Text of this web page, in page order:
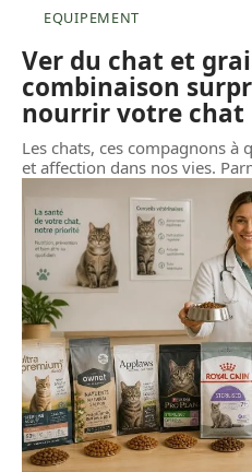
EQUIPEMENT
Ver du chat et
combinaison
nourrir votre chat
Les chats, ces compagnons
et affection dans nos vies.